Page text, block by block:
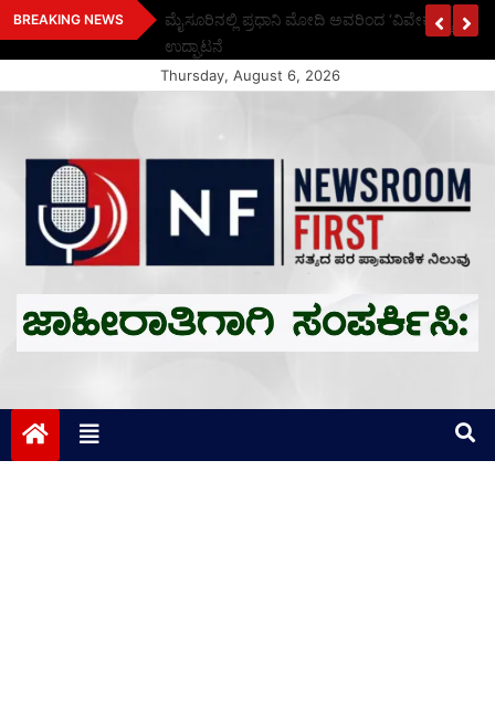
Skip
to
BREAKING NEWS
ಪದಕ
ಮೈಸೂರಿನಲ್ಲಿ ಪ್ರಧಾನಿ ಮೋದಿ ಅವರಿಂದ ‘ವಿವೇಕ ಸ್ಮಾರಕ’
ಉದ್ಘಾಟನೆ
Thursday, August 6, 2026
Newsroom First